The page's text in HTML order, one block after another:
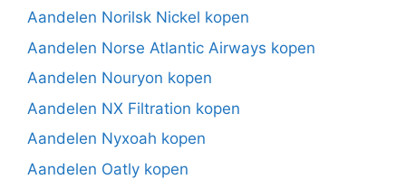
Aandelen Norilsk Nickel kopen
Aandelen Norse Atlantic Airways kopen
Aandelen Nouryon kopen
Aandelen NX Filtration kopen
Aandelen Nyxoah kopen
Aandelen Oatly kopen